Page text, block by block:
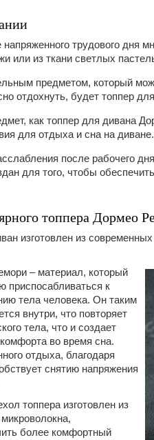
трудового дня
или из ткани светлых
предметом, который
отдохнуть, будет топпер
как топпер для дивана
для отдыха и сна на диване.
после рабочего
для того, чтобы
топпера Дормео
изготовлен из
– материал, который
приспосабливаться к
тела человека. Он таким
внутри, что повторяет
тела, что и создает
во время сна.
отдыха, благодаря
снятию напряжения
топпера изготовлен из
более комфортный